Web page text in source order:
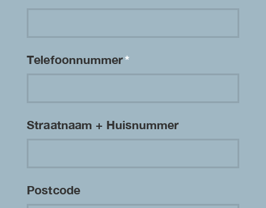
Telefoonnummer*
Straatnaam + Huisnummer
Postcode